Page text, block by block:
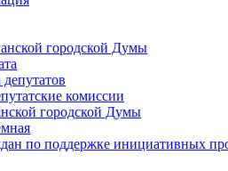
городской Думы
комиссии
городской Думы
по поддержке инициативных